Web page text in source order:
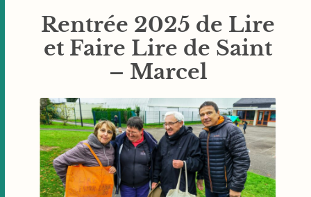
Rentrée 2025 de Lire
et Faire Lire de Saint
– Marcel